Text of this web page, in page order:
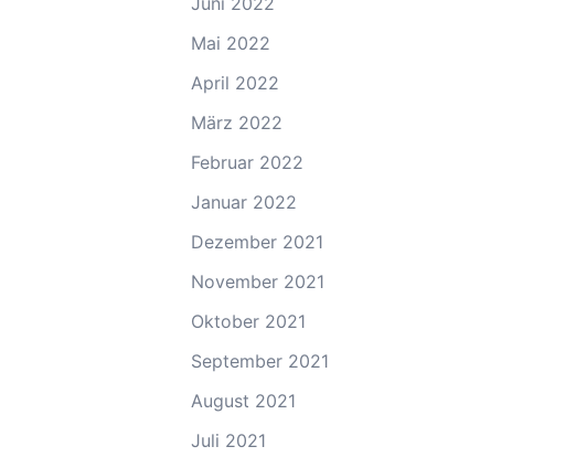
Mai 2022
April 2022
März 2022
Februar 2022
Januar 2022
Dezember 2021
November 2021
Oktober 2021
September 2021
August 2021
Juli 2021